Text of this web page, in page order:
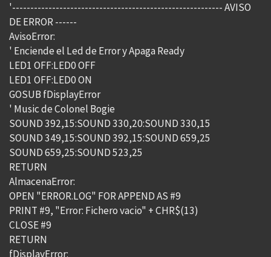
'---------------------------------------------------------- AVISO
DE ERROR ------
AvisoError:
' Enciende el Led de Error y Apaga Ready
LED1 OFF:LED0 OFF
LED1 OFF:LED0 ON
GOSUB fDisplayError
' Music de Colonel Bogie
SOUND 392,15:SOUND 330,20:SOUND 330,15
SOUND 349,15:SOUND 392,15:SOUND 659,25
SOUND 659,25:SOUND 523,25
RETURN
AlmacenaError:
OPEN "ERROR.LOG" FOR APPEND AS #9
PRINT #9, "Error: Fichero vacio" + CHR$(13)
CLOSE #9
RETURN
fDisplayError: